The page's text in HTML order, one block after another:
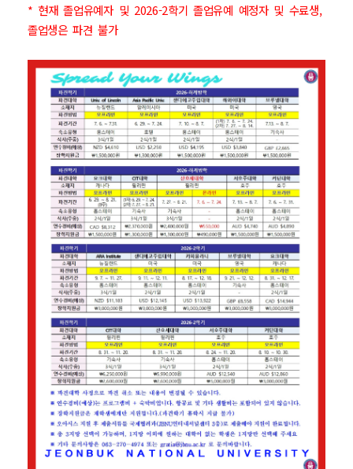
* 현재 졸업유예자 및 2026-2학기 졸업유예 예정자 및 수료생,
졸업생은 파견 불가